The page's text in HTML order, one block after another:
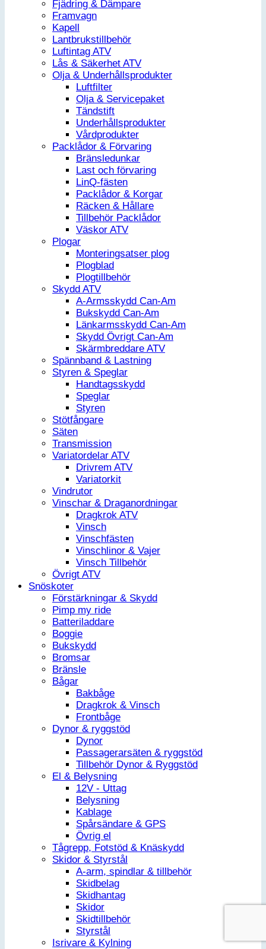
Fjädring & Dämpare
Framvagn
Kapell
Lantbrukstillbehör
Luftintag ATV
Lås & Säkerhet ATV
Olja & Underhållsprodukter
Luftfilter
Olja & Servicepaket
Tändstift
Underhållsprodukter
Vårdprodukter
Packlådor & Förvaring
Bränsledunkar
Last och förvaring
LinQ-fästen
Packlådor & Korgar
Räcken & Hållare
Tillbehör Packlådor
Väskor ATV
Plogar
Monteringsatser plog
Plogblad
Plogtillbehör
Skydd ATV
A-Armsskydd Can-Am
Bukskydd Can-Am
Länkarmsskydd Can-Am
Skydd Övrigt Can-Am
Skärmbreddare ATV
Spännband & Lastning
Styren & Speglar
Handtagsskydd
Speglar
Styren
Stötfångare
Säten
Transmission
Variatordelar ATV
Drivrem ATV
Variatorkit
Vindrutor
Vinschar & Draganordningar
Dragkrok ATV
Vinsch
Vinschfästen
Vinschlinor & Vajer
Vinsch Tillbehör
Övrigt ATV
Snöskoter
Förstärkningar & Skydd
Pimp my ride
Batteriladdare
Boggie
Bukskydd
Bromsar
Bränsle
Bågar
Bakbåge
Dragkrok & Vinsch
Frontbåge
Dynor & ryggstöd
Dynor
Passagerarsäten & ryggstöd
Tillbehör Dynor & Ryggstöd
El & Belysning
12V - Uttag
Belysning
Kablage
Spårsändare & GPS
Övrig el
Tågrepp, Fotstöd & Knäskydd
Skidor & Styrstål
A-arm, spindlar & tillbehör
Skidbelag
Skidhantag
Skidor
Skidtillbehör
Styrstål
Isrivare & Kylning